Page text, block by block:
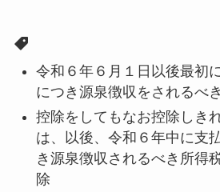
令和６年６月１日以後最初
につき源泉徴収をされるべ
控除をしてもなお控除しき
は、以後、令和６年中に支
き源泉徴収されるべき所得
除